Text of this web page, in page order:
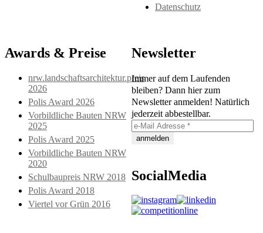
Datenschutz
Awards & Preise
nrw.landschaftsarchitektur.preis
2026
Polis Award 2026
Vorbildliche Bauten NRW
2025
Polis Award 2025
Vorbildliche Bauten NRW
2020
Schulbaupreis NRW 2018
Polis Award 2018
Viertel vor Grün 2016
Newsletter
Immer auf dem Laufenden
bleiben? Dann hier zum
Newsletter anmelden! Natürlich
jederzeit abbestellbar.
SocialMedia